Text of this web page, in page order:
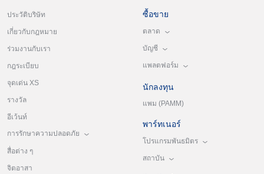
ประวัติบริษัท
เกี่ยวกับกฎหมาย
ร่วมงานกับเรา
กฎระเบียบ
จุดเด่น XS
รางวัล
อีเว้นท์
การรักษาความปลอดภัย
สื่อต่าง ๆ
จิตอาสา
ซื้อขาย
ตลาด
บัญชี
แพลตฟอร์ม
นักลงทุน
แพม (PAMM)
พาร์ทเนอร์
โปรแกรมพันธมิตร
สถาบัน